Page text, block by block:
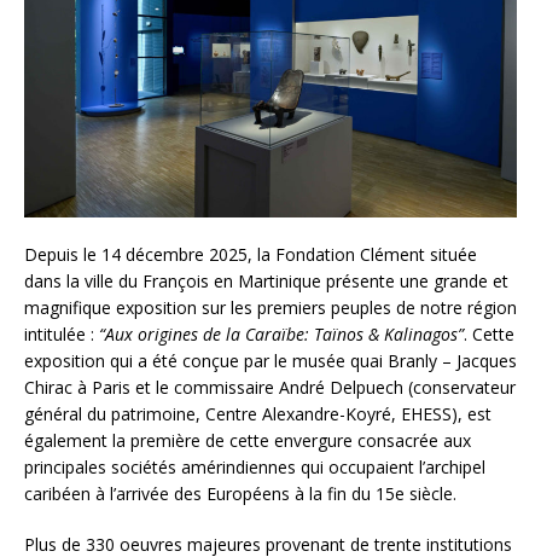
Depuis le 14 décembre 2025, la Fondation Clément située
dans la ville du François en Martinique présente une grande et
magnifique exposition sur les premiers peuples de notre région
intitulée : “Aux origines de la Caraïbe: Taïnos & Kalinagos”. Cette
exposition qui a été conçue par le musée quai Branly – Jacques
Chirac à Paris et le commissaire André Delpuech (conservateur
général du patrimoine, Centre Alexandre-Koyré, EHESS), est
également la première de cette envergure consacrée aux
principales sociétés amérindiennes qui occupaient l’archipel
caribéen à l’arrivée des Européens à la fin du 15e siècle.
Plus de 330 oeuvres majeures provenant de trente institutions